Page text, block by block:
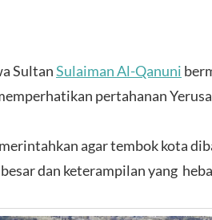
SultanSulaiman Al-Qanuni
pertahanan
agar tembok kota
dan keterampilan yang